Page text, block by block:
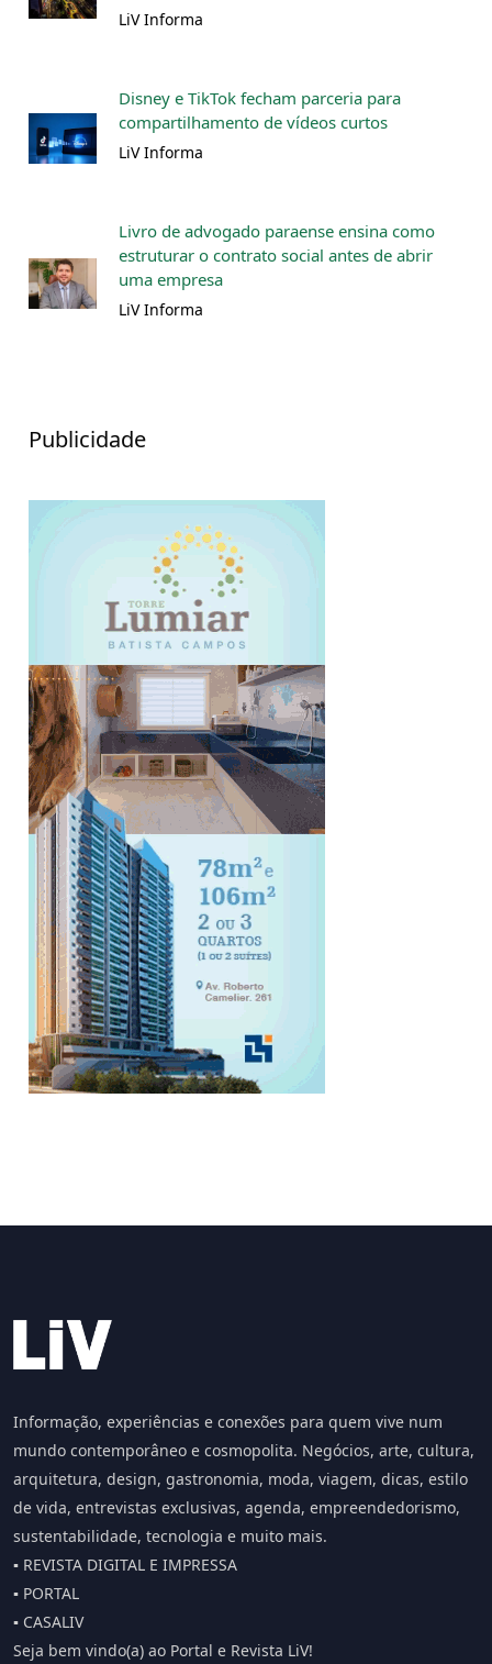
LiV Informa
Disney e TikTok fecham parceria para
compartilhamento de vídeos curtos
LiV Informa
Livro de advogado paraense ensina como
estruturar o contrato social antes de abrir
uma empresa
LiV Informa
Publicidade
Informação, experiências e conexões para quem vive num
mundo contemporâneo e cosmopolita. Negócios, arte, cultura,
arquitetura, design, gastronomia, moda, viagem, dicas, estilo
de vida, entrevistas exclusivas, agenda, empreendedorismo,
sustentabilidade, tecnologia e muito mais.
▪️ REVISTA DIGITAL E IMPRESSA
▪️ PORTAL
▪️ CASALIV
Seja bem vindo(a) ao Portal e Revista LiV!